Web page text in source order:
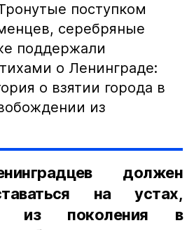
поступком
серебряные
поддержали
о Ленинграде:
о взятии города в
из
должен
на устах,
из поколения в